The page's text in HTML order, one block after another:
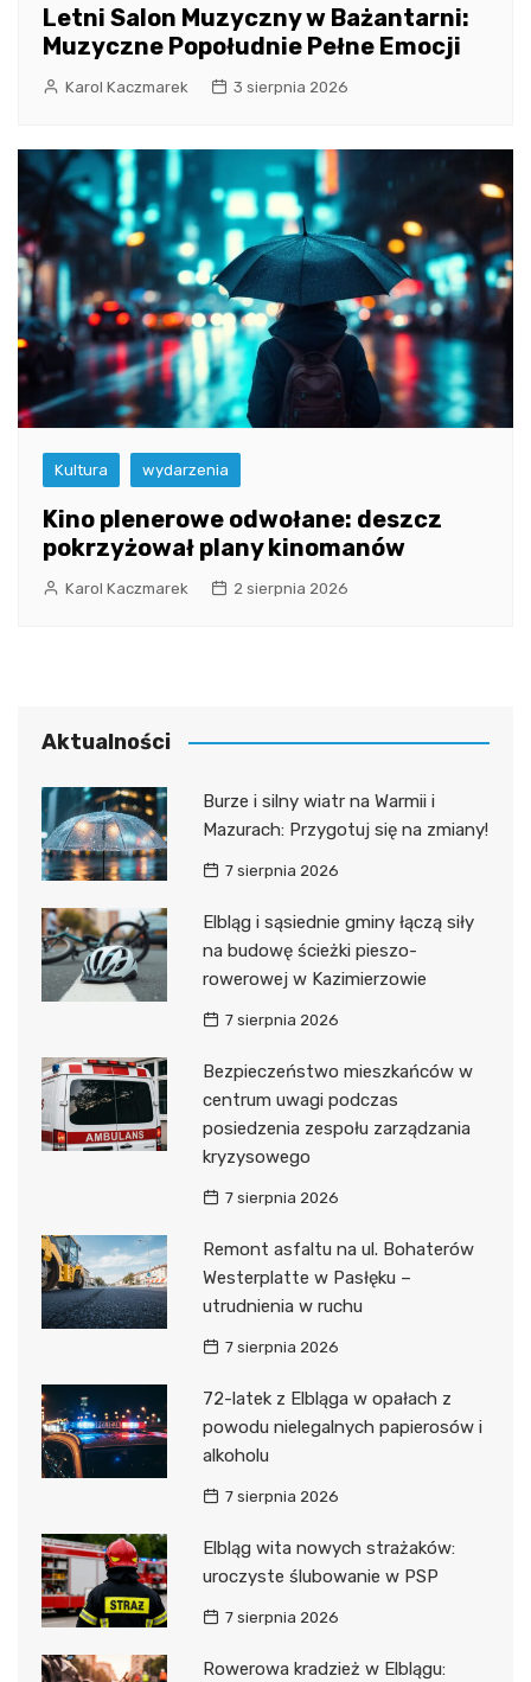
Letni Salon Muzyczny w Bażantarni:
Muzyczne Popołudnie Pełne Emocji
Karol Kaczmarek 3 sierpnia 2026
Kultura wydarzenia
Kino plenerowe odwołane: deszcz
pokrzyżował plany kinomanów
Karol Kaczmarek 2 sierpnia 2026
Aktualności
Burze i silny wiatr na Warmii i
Mazurach: Przygotuj się na zmiany!
7 sierpnia 2026
Elbląg i sąsiednie gminy łączą siły
na budowę ścieżki pieszo-
rowerowej w Kazimierzowie
7 sierpnia 2026
Bezpieczeństwo mieszkańców w
centrum uwagi podczas
posiedzenia zespołu zarządzania
kryzysowego
7 sierpnia 2026
Remont asfaltu na ul. Bohaterów
Westerplatte w Pasłęku –
utrudnienia w ruchu
7 sierpnia 2026
72-latek z Elbląga w opałach z
powodu nielegalnych papierosów i
alkoholu
7 sierpnia 2026
Elbląg wita nowych strażaków:
uroczyste ślubowanie w PSP
7 sierpnia 2026
Rowerowa kradzież w Elblągu: